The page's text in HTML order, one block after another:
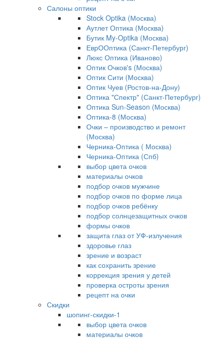
Салоны оптики
Stock Optika (Москва)
Аутлет Оптика (Москва)
Бутик My-Optika (Москва)
ЕврООптика (Санкт-Петербург)
Люкс Оптика (Иваново)
Оптик Очков's (Москва)
Оптик Сити (Москва)
Оптик Чуев (Ростов-на-Дону)
Оптика "Спектр" (Санкт-Петербург)
Оптика Sun-Season (Москва)
Оптика-8 (Москва)
Очки – производство и ремонт
(Москва)
Черника-Оптика ( Москва)
Черника-Оптика (Спб)
выбор цвета очков
материалы очков
подбор очков мужчине
подбор очков по форме лица
подбор очков ребёнку
подбор солнцезащитных очков
формы очков
защита глаз от УФ-излучения
здоровье глаз
зрение и возраст
как сохранить зрение
коррекция зрения у детей
проверка остроты зрения
рецепт на очки
Скидки
шопинг-скидки-1
выбор цвета очков
материалы очков